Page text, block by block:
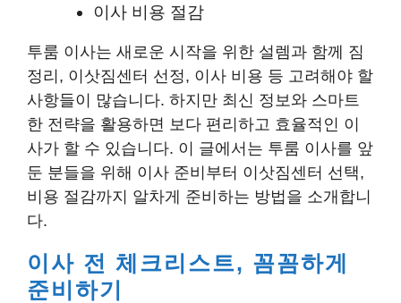
이사 비용 절감
투룸 이사는 새로운 시작을 위한 설렘과 함께 짐
정리, 이삿짐센터 선정, 이사 비용 등 고려해야 할
사항들이 많습니다. 하지만 최신 정보와 스마트
한 전략을 활용하면 보다 편리하고 효율적인 이
사가 할 수 있습니다. 이 글에서는 투룸 이사를 앞
둔 분들을 위해 이사 준비부터 이삿짐센터 선택,
비용 절감까지 알차게 준비하는 방법을 소개합니
다.
이사 전 체크리스트, 꼼꼼하게
준비하기